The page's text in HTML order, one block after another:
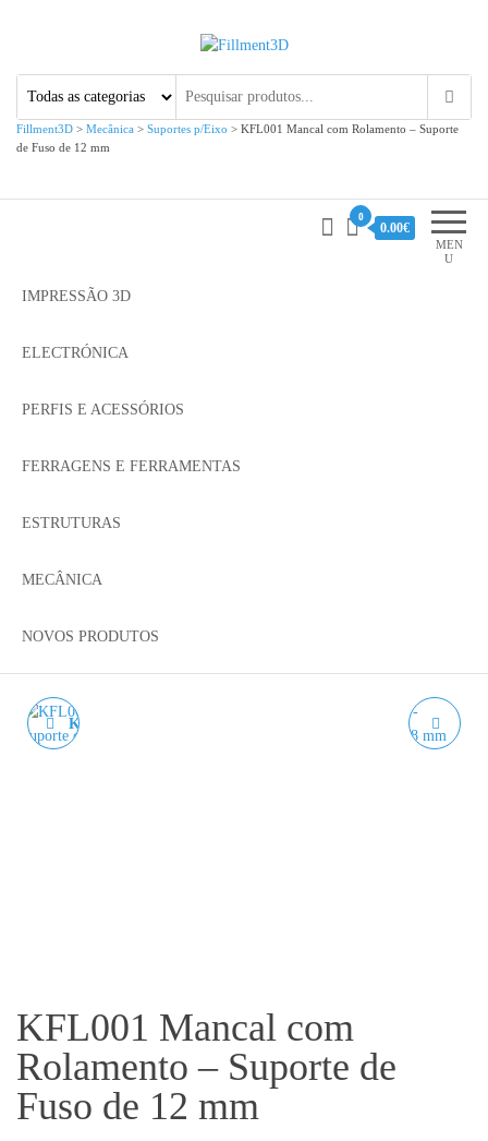
Fillment3D
Fillment3D > Mecânica > Suportes p/Eixo > KFL001 Mancal com Rolamento – Suporte
de Fuso de 12 mm
MEN
U
0
0.00€
IMPRESSÃO 3D
ELECTRÓNICA
PERFIS E ACESSÓRIOS
FERRAGENS E FERRAMENTAS
ESTRUTURAS
MECÂNICA
NOVOS PRODUTOS
KFL000 MANCAL COM
KFL001 Mancal com
Rolamento – Suporte de
Fuso de 12 mm